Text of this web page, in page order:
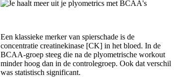
Een klassieke merker van spierschade is de
concentratie creatinekinase [CK] in het bloed. In de
BCAA-groep steeg die na de plyometrische workout
minder hoog dan in de controlegroep. Ook dat verschil
was statistisch significant.